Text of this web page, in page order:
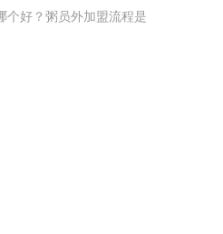
个好？粥员外加盟流程是